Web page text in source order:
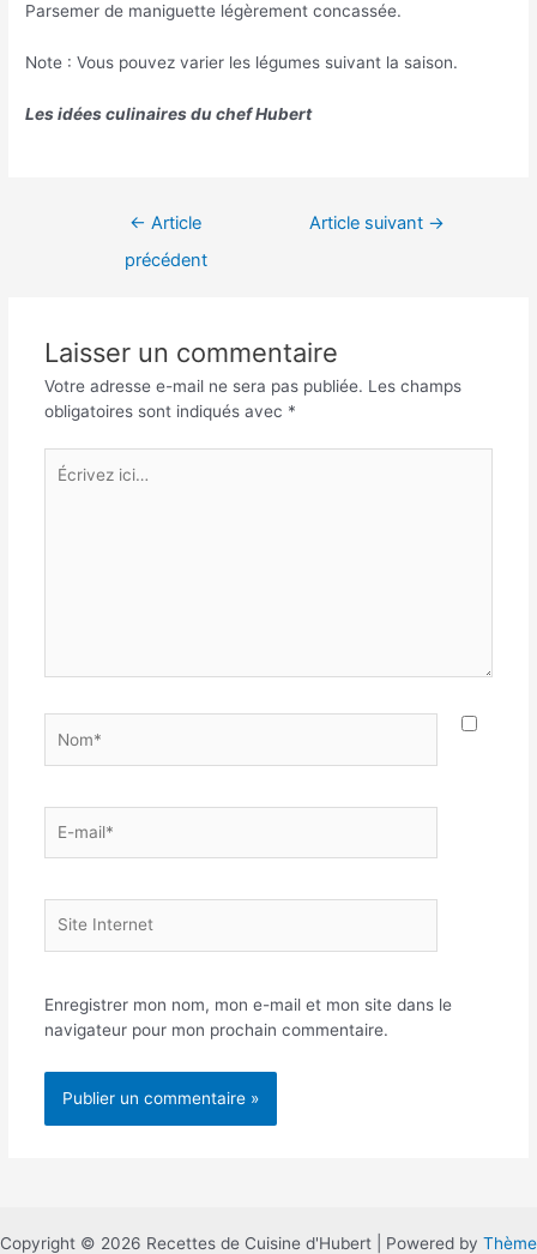
Parsemer de maniguette légèrement concassée.
Note : Vous pouvez varier les légumes suivant la saison.
Les idées culinaires du chef Hubert
Navigation← Article
précédent
Article suivant →
Laisser un commentaire
Votre adresse e-mail ne sera pas publiée. Les champs
obligatoires sont indiqués avec *
Écrivez
ici…
mail*
Internet
Enregistrer mon nom, mon e-mail et mon site dans le
navigateur pour mon prochain commentaire.
Copyright © 2026 Recettes de Cuisine d'Hubert | Powered by Thème